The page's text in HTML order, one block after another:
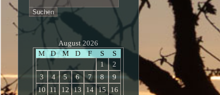
nach:
August 2026
M
D M D F S
S
1
2
3
4 5 6 7 8
9
10
11 12 13 14 15
16